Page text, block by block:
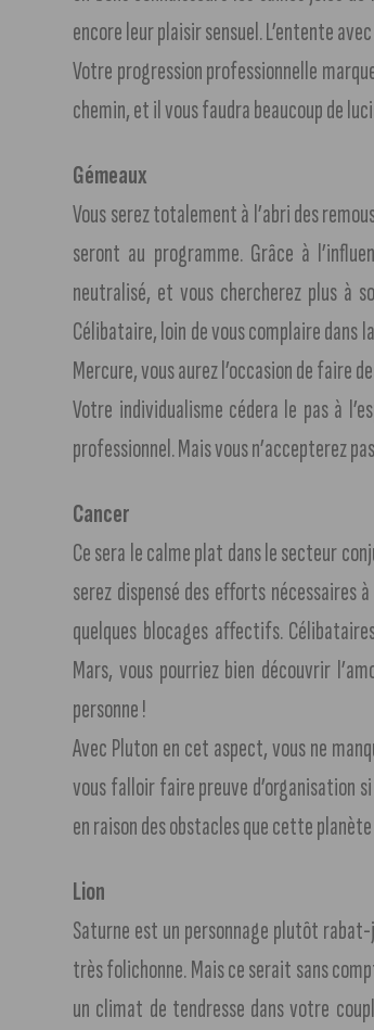
encore leur plaisir sensuel. L’entente
Votre progression professionnelle
chemin, et il vous faudra beaucoup de
Gémeaux
Vous serez totalement à l’abri des
seront au programme. Grâce à
neutralisé, et vous chercherez plus à
Célibataire, loin de vous complaire dans
Mercure, vous aurez l’occasion de faire
Votre individualisme cédera le pas à
professionnel. Mais vous n’accepterez
Cancer
Ce sera le calme plat dans le secteur
serez dispensé des efforts nécessaires
quelques blocages affectifs.
Mars, vous pourriez bien découvrir
personne !
Avec Pluton en cet aspect, vous ne
vous falloir faire preuve d’organisation
en raison des obstacles que cette
Lion
Saturne est un personnage plutôt
très folichonne. Mais ce serait sans
un climat de tendresse dans votre